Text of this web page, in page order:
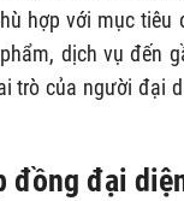
hợp với mục
dịch vụ đến
trò của người đại
đồng đại